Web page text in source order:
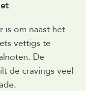
is om naast het
vettigs te
De
de cravings veel